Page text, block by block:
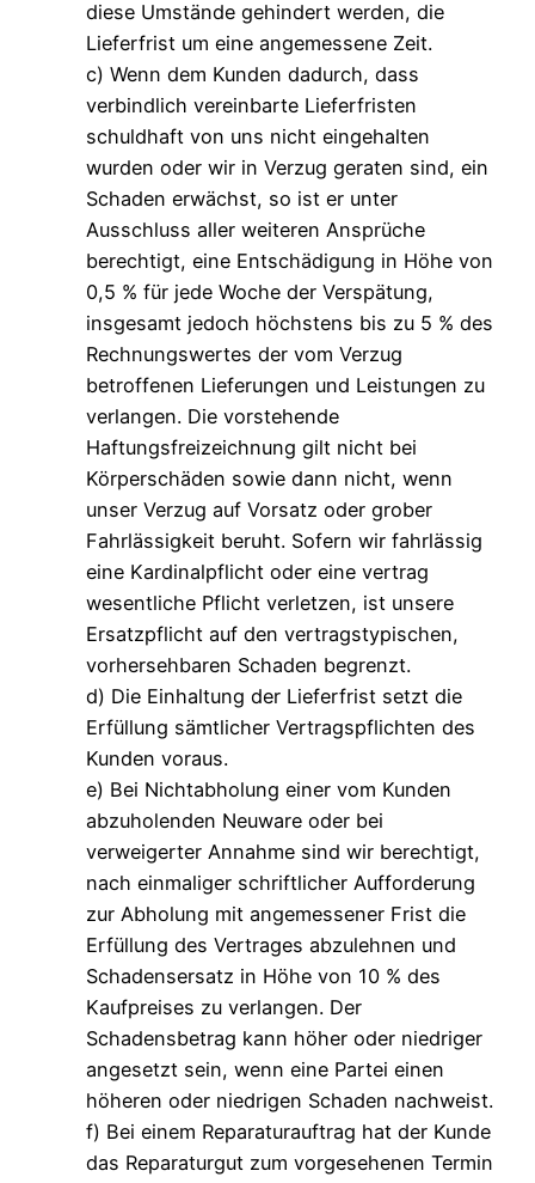
diese Umstände gehindert werden, die
Lieferfrist um eine angemessene Zeit.
c) Wenn dem Kunden dadurch, dass
verbindlich vereinbarte Lieferfristen
schuldhaft von uns nicht eingehalten
wurden oder wir in Verzug geraten sind, ein
Schaden erwächst, so ist er unter
Ausschluss aller weiteren Ansprüche
berechtigt, eine Entschädigung in Höhe von
0,5 % für jede Woche der Verspätung,
insgesamt jedoch höchstens bis zu 5 % des
Rechnungswertes der vom Verzug
betroffenen Lieferungen und Leistungen zu
verlangen. Die vorstehende
Haftungsfreizeichnung gilt nicht bei
Körperschäden sowie dann nicht, wenn
unser Verzug auf Vorsatz oder grober
Fahrlässigkeit beruht. Sofern wir fahrlässig
eine Kardinalpflicht oder eine vertrag
wesentliche Pflicht verletzen, ist unsere
Ersatzpflicht auf den vertragstypischen,
vorhersehbaren Schaden begrenzt.
d) Die Einhaltung der Lieferfrist setzt die
Erfüllung sämtlicher Vertragspflichten des
Kunden voraus.
e) Bei Nichtabholung einer vom Kunden
abzuholenden Neuware oder bei
verweigerter Annahme sind wir berechtigt,
nach einmaliger schriftlicher Aufforderung
zur Abholung mit angemessener Frist die
Erfüllung des Vertrages abzulehnen und
Schadensersatz in Höhe von 10 % des
Kaufpreises zu verlangen. Der
Schadensbetrag kann höher oder niedriger
angesetzt sein, wenn eine Partei einen
höheren oder niedrigen Schaden nachweist.
f) Bei einem Reparaturauftrag hat der Kunde
das Reparaturgut zum vorgesehenen Termin